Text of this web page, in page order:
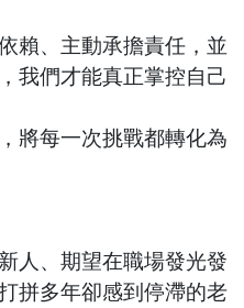
賴、主動承擔責任， 並
我們才能真正掌控自己
將每一次挑戰都轉化為
人、期望在職場發光發
拼多年卻感到停滯的老